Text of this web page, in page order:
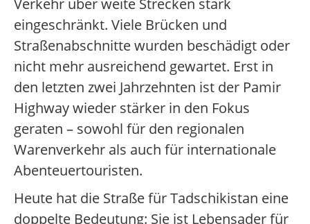
Verkehr über weite Strecken stark
eingeschränkt. Viele Brücken und
Straßenabschnitte wurden beschädigt oder
nicht mehr ausreichend gewartet. Erst in
den letzten zwei Jahrzehnten ist der Pamir
Highway wieder stärker in den Fokus
geraten – sowohl für den regionalen
Warenverkehr als auch für internationale
Abenteuertouristen.
Heute hat die Straße für Tadschikistan eine
doppelte Bedeutung: Sie ist Lebensader für